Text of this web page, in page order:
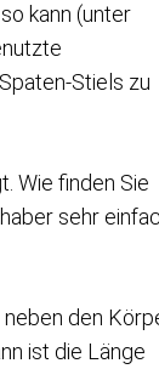
kann (unter
Stiels zu
Wie finden Sie
sehr
den
ist die Länge